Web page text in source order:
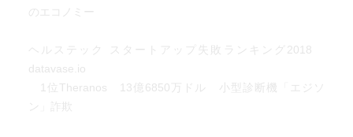
のエコノミー
ヘルステック スタートアップ失敗ランキング2018
datavase.io
1位Theranos 13億6850万ドル 小型診断機「エジソ
ン」詐欺